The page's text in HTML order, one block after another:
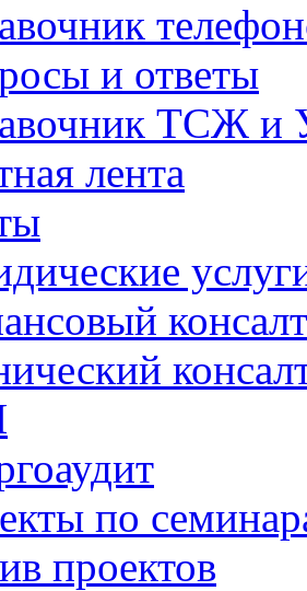
и ответы
ТСЖ и
лента
по
проектов